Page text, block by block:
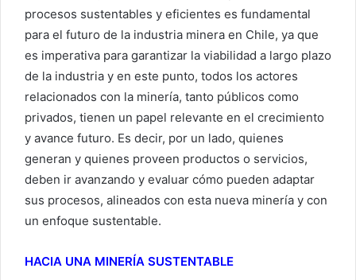
procesos sustentables y eficientes es fundamental
para el futuro de la industria minera en Chile, ya que
es imperativa para garantizar la viabilidad a largo plazo
de la industria y en este punto, todos los actores
relacionados con la minería, tanto públicos como
privados, tienen un papel relevante en el crecimiento
y avance futuro. Es decir, por un lado, quienes
generan y quienes proveen productos o servicios,
deben ir avanzando y evaluar cómo pueden adaptar
sus procesos, alineados con esta nueva minería y con
un enfoque sustentable.
HACIA UNA MINERÍA SUSTENTABLE